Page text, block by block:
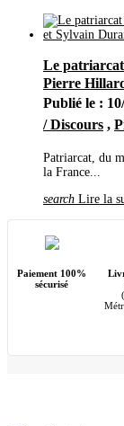
Août
Juin
Mai
Avril
Mars
2022
Août
Le patriarcat
Pierre
Publié le :
/ Discours ,
Patriarcat, du
la France...
search Lire la
Paiement 100%
sécurisé